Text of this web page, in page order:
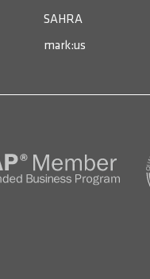
SAHRA
mark:us